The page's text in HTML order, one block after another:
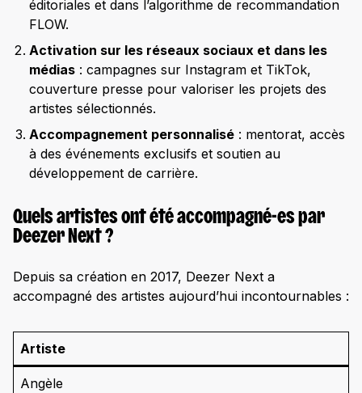
éditoriales et dans l’algorithme de recommandation
FLOW.
Activation sur les réseaux sociaux et dans les
médias : campagnes sur Instagram et TikTok,
couverture presse pour valoriser les projets des
artistes sélectionnés.
Accompagnement personnalisé : mentorat, accès
à des événements exclusifs et soutien au
développement de carrière.
Quels artistes ont été accompagné-es par
Deezer Next ?
Depuis sa création en 2017, Deezer Next a
accompagné des artistes aujourd’hui incontournables :
Artiste
Angèle